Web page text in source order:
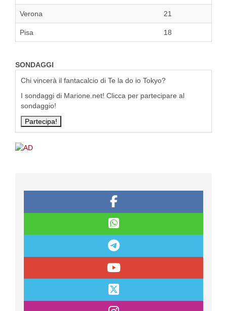
Verona 21
Pisa 18
SONDAGGI
Chi vincerà il fantacalcio di Te la do io Tokyo?
I sondaggi di Marione.net! Clicca per partecipare al
sondaggio!